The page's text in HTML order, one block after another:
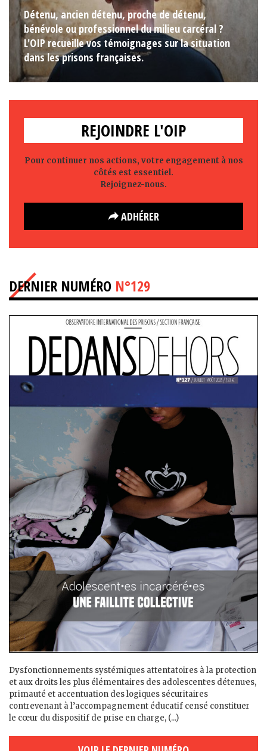
Détenu, ancien détenu, proche de détenu,
bénévole ou professionnel du milieu carcéral ?
L'OIP recueille vos témoignages sur la situation
dans les prisons françaises.
REJOINDRE L'OIP
Pour continuer nos actions, votre engagement à nos
côtés est essentiel.
Rejoignez-nous.
ADHÉRER
DERNIER NUMÉRO N°129
Dysfonctionnements systémiques attentatoires à la protection
et aux droits les plus élémentaires des adolescent·es détenu·es,
primauté et accentuation des logiques sécuritaires
contrevenant à l’accompagnement éducatif censé constituer
le cœur du dispositif de prise en charge, (...)